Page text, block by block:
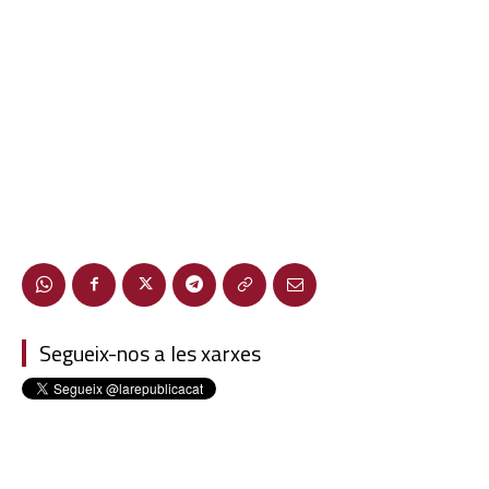
Segueix-nos a les xarxes